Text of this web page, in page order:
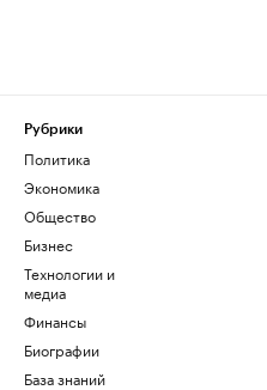
Рубрики
Политика
Экономика
Общество
Бизнес
Технологии и
медиа
Финансы
Биографии
База знаний